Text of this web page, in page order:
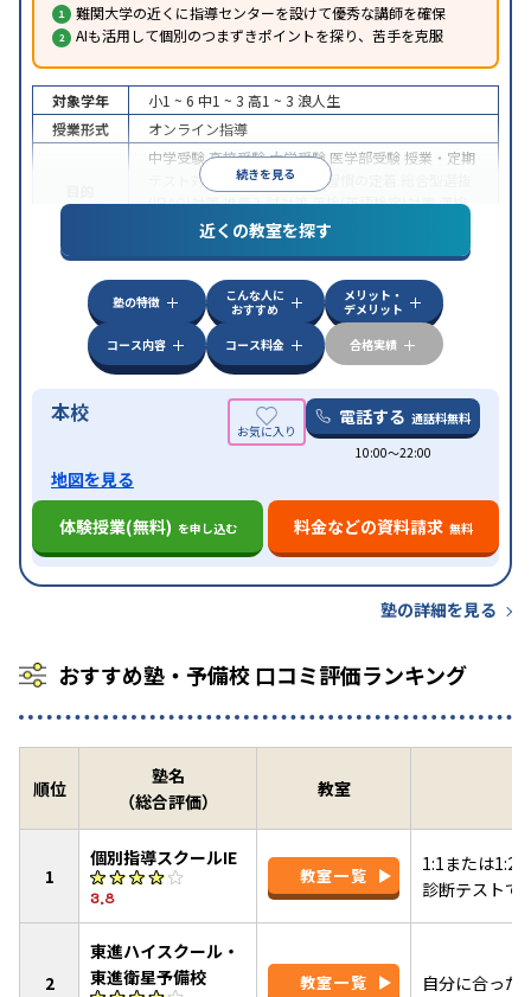
難関大学の近くに指導センターを設けて優秀な講師を確保
AIも活用して個別のつまずきポイントを探り、苦手を克服
続きを見る
対象学年 小1 ~ 6 中1 ~ 3 高1 ~ 3 浪人生
授業形式
オンライン指導
中学受験高校受験大学受験 医学部受験 授業・定期
テスト対策
内申点対策 学習習慣の定着
(旧AO)対策推薦入試対策英検(英語検定)対策漢検
(漢字検定)対策
中高一貫校生に対応成績保証制度あり授業の振替
可能不登校生に対応学習にPC・タブレットを利用
オンライン対応1科目から受講可能
近くの教室を探す
塾の特徴
こんな人に
おすすめ
メリット・
デメリット
コース内容
コース料金 合格実績
本校 電話する 通話料無料
10:00〜22:00
地図を見る
体験授業(無料) を申し込む 料金などの資料請求 無料
塾の詳細を見る
おすすめ塾・予備校 口コミ評価ランキング
順位
塾名
（総合評価）
教室
1
個別指導スクールIE
3.8
教室一覧
1:1または1:2
診断テストで
2
東進ハイスクール・
東進衛星予備校
教室一覧 自分に合った